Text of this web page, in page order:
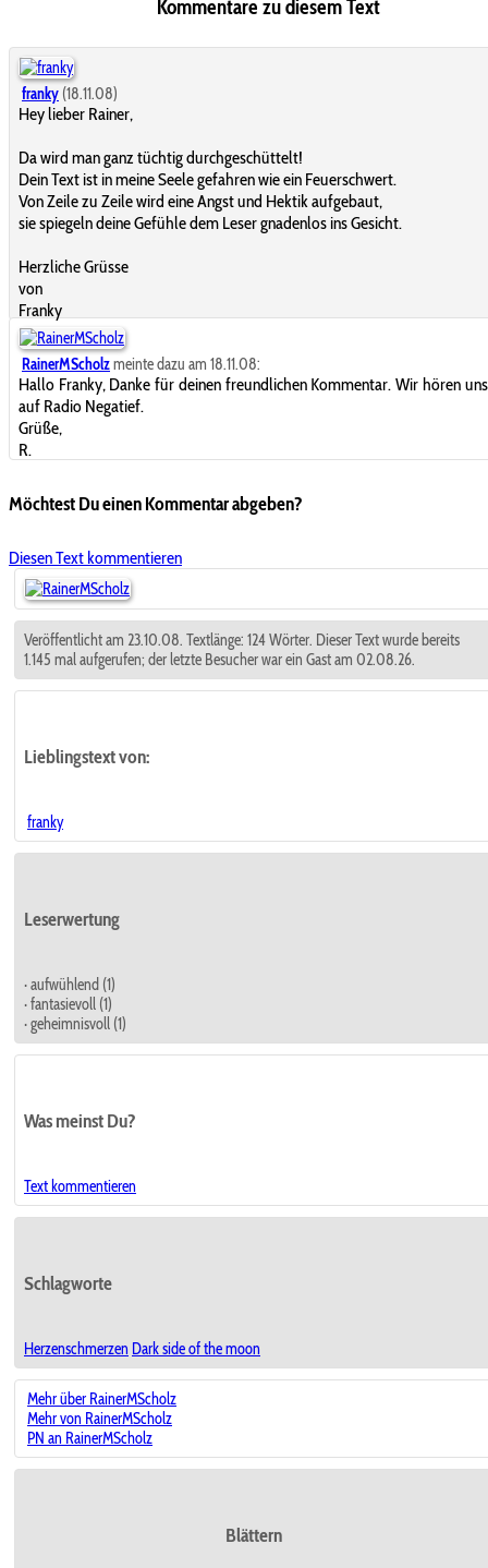
Kommentare zu diesem Text
franky (18.11.08)
Hey lieber Rainer,
Da wird man ganz tüchtig durchgeschüttelt!
Dein Text ist in meine Seele gefahren wie ein Feuerschwert.
Von Zeile zu Zeile wird eine Angst und Hektik aufgebaut,
sie spiegeln deine Gefühle dem Leser gnadenlos ins Gesicht.
Herzliche Grüsse
von
Franky
RainerMScholzmeinte dazu am 18.11.08:
Hallo Franky, Danke für deinen freundlichen Kommentar. Wir hören
auf Radio Negatief.
Grüße,
R.
Möchtest Du einen Kommentar abgeben?
Diesen Text kommentieren
Veröffentlicht am 23.10.08. Textlänge: 124 Wörter. Dieser Text wurde bereits
1.145 mal aufgerufen; der letzte Besucher war ein Gast am 02.08.26.
Lieblingstextvon:
franky
Leserwertung
· aufwühlend (1)
· fantasievoll (1)
· geheimnisvoll (1)
Was meinst Du?
Text kommentieren
Schlagworte
Herzenschmerzen Dark side of the moon
Mehr über RainerMScholz
Mehr von RainerMScholz
PN an RainerMScholz
Blättern